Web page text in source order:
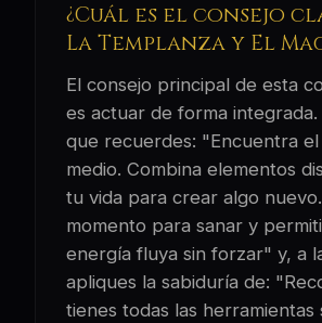
¿Cuál es el consejo
La Templanza y El
El consejo principal de esta
es actuar de forma
que recuerdes: "Encuentra el
medio. Combina elementos
tu vida para crear algo
momento para sanar y
energía fluya sin forzar" y, a
apliques la sabiduría de:
tienes todas las herramientas